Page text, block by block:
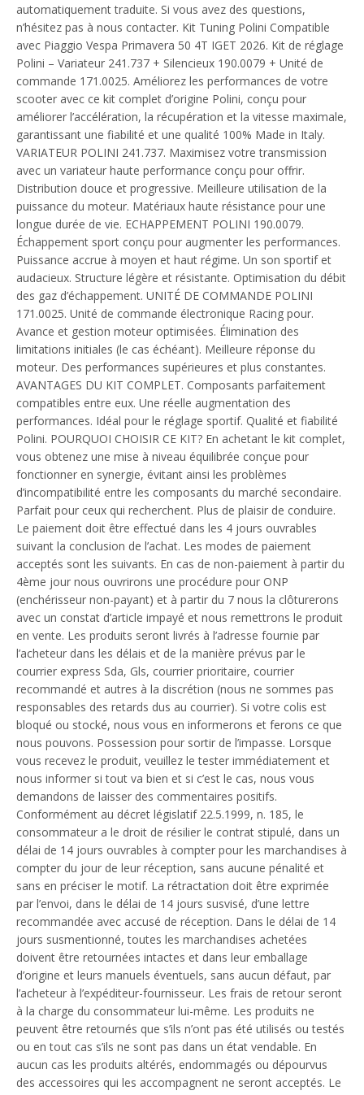
automatiquement traduite. Si vous avez des questions,
n’hésitez pas à nous contacter. Kit Tuning Polini Compatible
avec Piaggio Vespa Primavera 50 4T IGET 2026. Kit de réglage
Polini – Variateur 241.737 + Silencieux 190.0079 + Unité de
commande 171.0025. Améliorez les performances de votre
scooter avec ce kit complet d’origine Polini, conçu pour
améliorer l’accélération, la récupération et la vitesse maximale,
garantissant une fiabilité et une qualité 100% Made in Italy.
VARIATEUR POLINI 241.737. Maximisez votre transmission
avec un variateur haute performance conçu pour offrir.
Distribution douce et progressive. Meilleure utilisation de la
puissance du moteur. Matériaux haute résistance pour une
longue durée de vie. ECHAPPEMENT POLINI 190.0079.
Échappement sport conçu pour augmenter les performances.
Puissance accrue à moyen et haut régime. Un son sportif et
audacieux. Structure légère et résistante. Optimisation du débit
des gaz d’échappement. UNITÉ DE COMMANDE POLINI
171.0025. Unité de commande électronique Racing pour.
Avance et gestion moteur optimisées. Élimination des
limitations initiales (le cas échéant). Meilleure réponse du
moteur. Des performances supérieures et plus constantes.
AVANTAGES DU KIT COMPLET. Composants parfaitement
compatibles entre eux. Une réelle augmentation des
performances. Idéal pour le réglage sportif. Qualité et fiabilité
Polini. POURQUOI CHOISIR CE KIT? En achetant le kit complet,
vous obtenez une mise à niveau équilibrée conçue pour
fonctionner en synergie, évitant ainsi les problèmes
d’incompatibilité entre les composants du marché secondaire.
Parfait pour ceux qui recherchent. Plus de plaisir de conduire.
Le paiement doit être effectué dans les 4 jours ouvrables
suivant la conclusion de l’achat. Les modes de paiement
acceptés sont les suivants. En cas de non-paiement à partir du
4ème jour nous ouvrirons une procédure pour ONP
(enchérisseur non-payant) et à partir du 7 nous la clôturerons
avec un constat d’article impayé et nous remettrons le produit
en vente. Les produits seront livrés à l’adresse fournie par
l’acheteur dans les délais et de la manière prévus par le
courrier express Sda, Gls, courrier prioritaire, courrier
recommandé et autres à la discrétion (nous ne sommes pas
responsables des retards dus au courrier). Si votre colis est
bloqué ou stocké, nous vous en informerons et ferons ce que
nous pouvons. Possession pour sortir de l’impasse. Lorsque
vous recevez le produit, veuillez le tester immédiatement et
nous informer si tout va bien et si c’est le cas, nous vous
demandons de laisser des commentaires positifs.
Conformément au décret législatif 22.5.1999, n. 185, le
consommateur a le droit de résilier le contrat stipulé, dans un
délai de 14 jours ouvrables à compter pour les marchandises à
compter du jour de leur réception, sans aucune pénalité et
sans en préciser le motif. La rétractation doit être exprimée
par l’envoi, dans le délai de 14 jours susvisé, d’une lettre
recommandée avec accusé de réception. Dans le délai de 14
jours susmentionné, toutes les marchandises achetées
doivent être retournées intactes et dans leur emballage
d’origine et leurs manuels éventuels, sans aucun défaut, par
l’acheteur à l’expéditeur-fournisseur. Les frais de retour seront
à la charge du consommateur lui-même. Les produits ne
peuvent être retournés que s’ils n’ont pas été utilisés ou testés
ou en tout cas s’ils ne sont pas dans un état vendable. En
aucun cas les produits altérés, endommagés ou dépourvus
des accessoires qui les accompagnent ne seront acceptés. Le